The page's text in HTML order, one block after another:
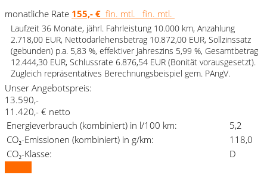
monatliche Rate 155,- € fin. mtl. fin. mtl.
Laufzeit 36 Monate, jährl. Fahrleistung 10.000 km, Anzahlung
2.718,00 EUR, Nettodarlehensbetrag 10.872,00 EUR, Sollzinssatz
(gebunden) p.a. 5,83 %, effektiver Jahreszins 5,99 %, Gesamtbetrag
12.444,30 EUR, Schlussrate 6.876,54 EUR (Bonität vorausgesetzt).
Zugleich repräsentatives Berechnungsbeispiel gem. PAngV.
Unser Angebotspreis:
13.590,-
11.420,- € netto
Energieverbrauch (kombiniert) in l/100 km:
5,2
CO₂-Emissionen (kombiniert) in g/km:
118,0
CO₂-Klasse:
D